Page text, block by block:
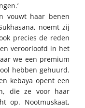
vouwt haar benen
noemt zij
precies de reden
veroorloofd in het
we een premium
hebben gehuurd.
kebaya opent een
die ze voor haar
op. Nootmuskaat,